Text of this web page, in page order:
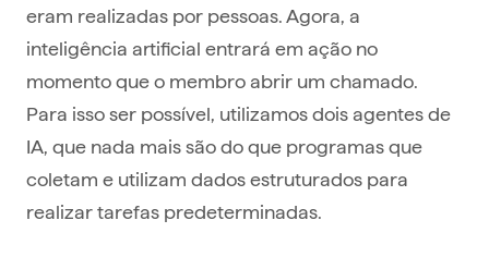
eram realizadas por pessoas. Agora, a
inteligência artificial entrará em ação no
momento que o membro abrir um chamado.
Para isso ser possível, utilizamos dois agentes de
IA, que nada mais são do que programas que
coletam e utilizam dados estruturados para
realizar tarefas predeterminadas.